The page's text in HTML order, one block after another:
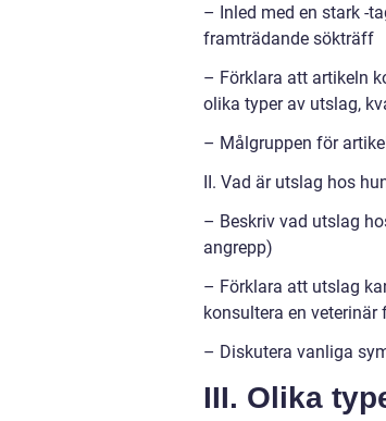
– Inled med en stark -
framträdande sökträff
– Förklara att artikeln
olika typer av utslag,
– Målgruppen för
II. Vad är utslag hos
– Beskriv vad utslag
angrepp)
– Förklara att utslag
konsultera en
– Diskutera vanliga
III. Olika